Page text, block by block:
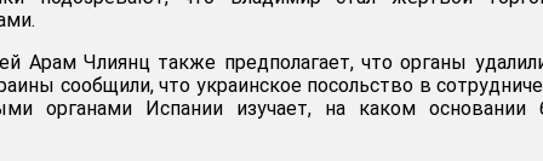
Арам Члиянц также предполагает, что органы
сообщили, что украинское посольство в
органами Испании изучает, на каком основании